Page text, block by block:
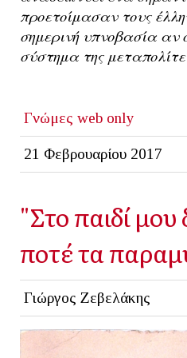
προετοίμασαν τους
σημερινή υπνοβασία αν
σύστημα της
Γνώμες web only
21 Φεβρουαρίου 2017
"Στο παιδί
ποτέ τα
Γιώργος Ζεβελάκης